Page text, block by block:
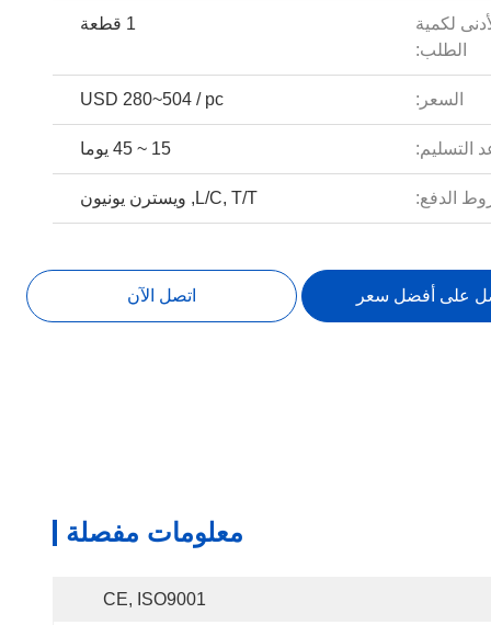
لكمية
الطلب:
1 قطعة
السعر: USD 280~504 / pc
التسليم: 15 ~ 45 يوما
الدفع: L/C, T/T, ويسترن يونيون
على أفضل سعر اتصل الآن
معلومات مفصلة
CE, ISO9001